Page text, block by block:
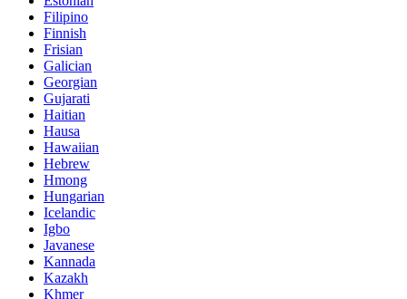
Filipino
Finnish
Frisian
Galician
Georgian
Gujarati
Haitian
Hausa
Hawaiian
Hebrew
Hmong
Hungarian
Icelandic
Igbo
Javanese
Kannada
Kazakh
Khmer